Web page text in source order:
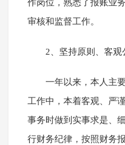
作岗位，熟悉了报账业
审核和监督工作。
2、坚持原则、客观
一年以来，本人主
工作中，本着客观、严
事务时做到实事求是、
行财务纪律，按照财务